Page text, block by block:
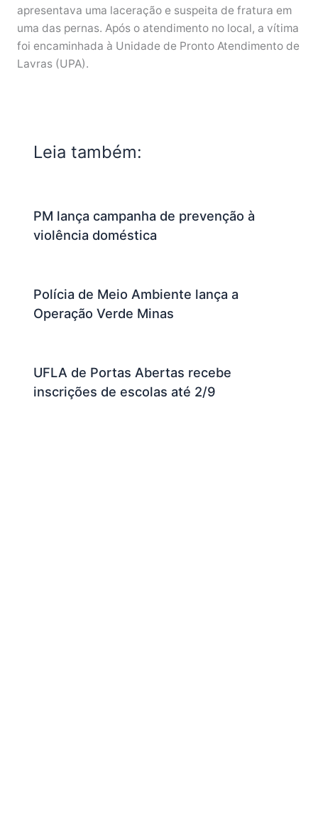
apresentava uma laceração e suspeita de fratura em
uma das pernas. Após o atendimento no local, a vítima
foi encaminhada à Unidade de Pronto Atendimento de
Lavras (UPA).
Leia também:
PM lança campanha de prevenção à
violência doméstica
Polícia de Meio Ambiente lança a
Operação Verde Minas
UFLA de Portas Abertas recebe
inscrições de escolas até 2/9